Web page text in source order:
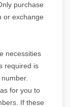
purchase
or exchange
necessities
required is
for you to
If these